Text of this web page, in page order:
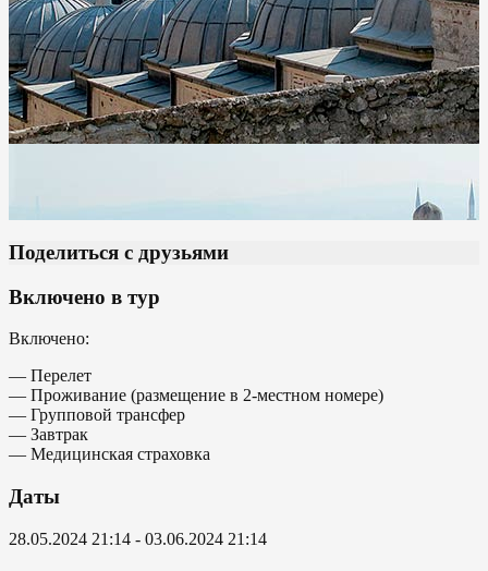
Поделиться с друзьями
Включено в тур
Включено:
— Перелет
— Проживание (размещение в 2-местном номере)
— Групповой трансфер
— Завтрак
— Медицинская страховка
Даты
28.05.2024 21:14 - 03.06.2024 21:14